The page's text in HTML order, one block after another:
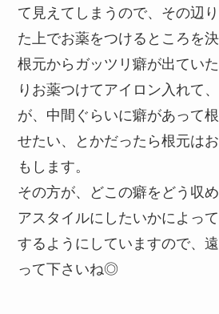
て見えてしまうので、その辺
た上でお薬をつけるところを決
根元からガッツリ癖が出てい
りお薬つけてアイロン入れて
が、中間ぐらいに癖があって
せたい、とかだったら根元は
もします。
その方が、どこの癖をどう収
アスタイルにしたいかによっ
するようにしていますので、
って下さいね◎